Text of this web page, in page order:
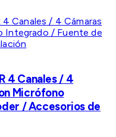
4 Canales / 4
Micrófono
/ Accesorios de